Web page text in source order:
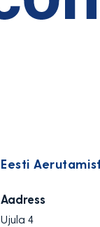
Eesti
Aadress
Ujula 4